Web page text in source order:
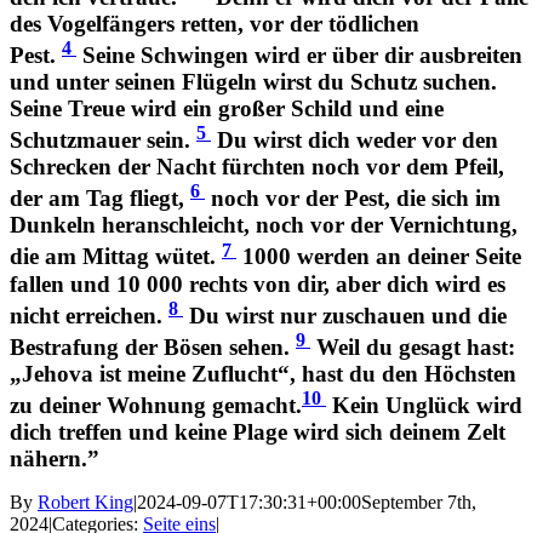
des Vogelfängers retten, vor der tödlichen
Pest. 4 Seine Schwingen wird er über dir ausbreiten
und unter seinen Flügeln wirst du Schutz suchen.
Seine Treue wird ein großer Schild und eine
Schutzmauer sein. 5 Du wirst dich weder vor den
Schrecken der Nacht fürchten noch vor dem Pfeil,
der am Tag fliegt, 6 noch vor der Pest, die sich im
Dunkeln heranschleicht, noch vor der Vernichtung,
die am Mittag wütet. 7 1000 werden an deiner Seite
fallen und 10 000 rechts von dir, aber dich wird es
nicht erreichen. 8 Du wirst nur zuschauen und die
Bestrafung der Bösen sehen. 9 Weil du gesagt hast:
„Jehova ist meine Zuflucht“, hast du den Höchsten
zu deiner Wohnung gemacht.10 Kein Unglück wird
dich treffen und keine Plage wird sich deinem Zelt
nähern.”
By Robert King|2024-09-07T17:30:31+00:00September 7th,
2024|Categories: Seite eins|